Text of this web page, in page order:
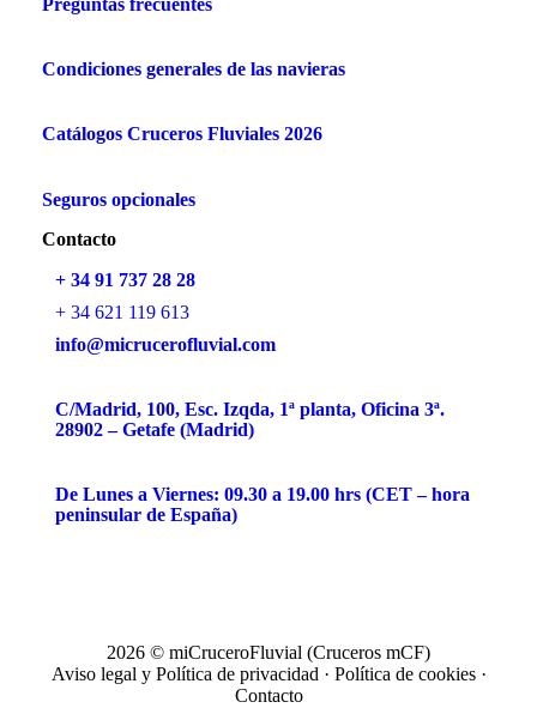
Condiciones generales de las navieras
Catálogos Cruceros Fluviales 2026
Seguros opcionales
Contacto
+ 34 91 737 28 28
+ 34 621 119 613
info@micrucerofluvial.com
C/Madrid, 100, Esc. Izqda, 1ª planta, Oficina 3ª.
28902 – Getafe (Madrid)
De Lunes a Viernes: 09.30 a 19.00 hrs (CET – hora
peninsular de España)
2026 © miCruceroFluvial (Cruceros mCF)
Aviso legal y Política de privacidad · Política de cookies·
Contacto